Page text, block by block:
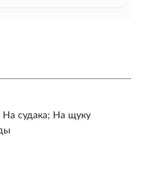
судака; На щуку